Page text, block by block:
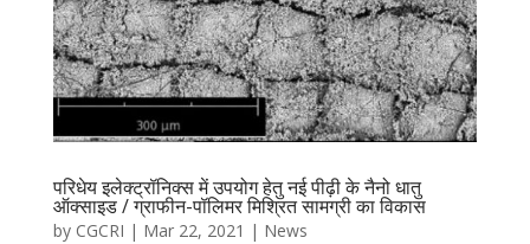
परिधेय इलेक्ट्रॉनिक्स में उपयोग हेतु नई पीढ़ी के नैनो धातु
ऑक्साइड / ग्राफीन-पॉलिमर मिश्रित सामग्री का विकास
by CGCRI | Mar 22, 2021 | News